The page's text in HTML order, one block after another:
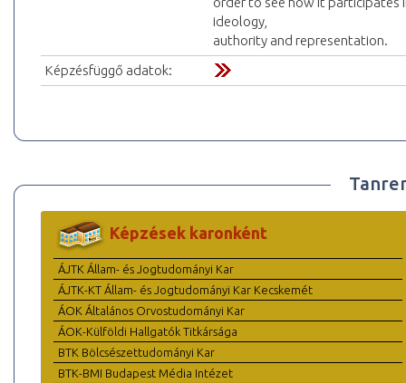
ideology,
authority and representation.
Képzésfüggő adatok:
Képzések karonként
ÁJTK Állam- és Jogtudományi Kar
ÁJTK-KT Állam- és Jogtudományi Kar Kecskemét
ÁOK Általános Orvostudományi Kar
ÁOK-Külföldi Hallgatók Titkársága
BTK Bölcsészettudományi Kar
BTK-BMI Budapest Média Intézet